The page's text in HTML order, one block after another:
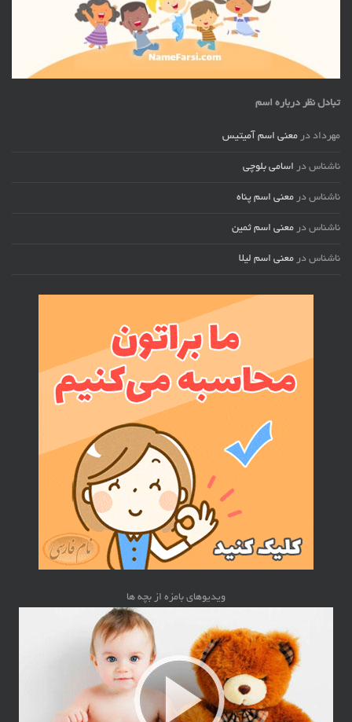
تبادل نظر درباره اسم
مهرداد در معنی اسم آمیتیس
ناشناس در اسامی بلوچی
ناشناس در معنی اسم پناه
ناشناس در معنی اسم ثمین
ناشناس در معنی اسم لیلا
ویدیوهای بامزه از بچه ها